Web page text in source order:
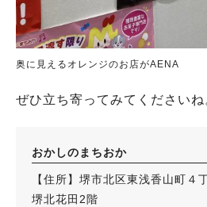
奥に見えるオレンジのお店がAENA
ぜひ立ち寄ってみてくださいね
おかしのまちおか
【住所】堺市北区東浅香山町
堺北花田2階